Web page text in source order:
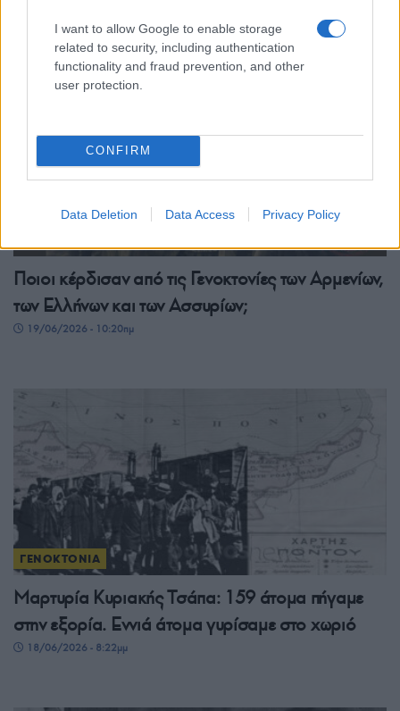
I want to allow Google to enable storage
related to security, including authentication
functionality and fraud prevention, and other
user protection.
CONFIRM
Data Deletion Data Access Privacy Policy
Ποιοι κέρδισαν από τις Γενοκτονίες των Αρμενίων,
των Ελλήνων και των Ασσυρίων;
19/06/2026 - 10:20πμ
ΓΕΝΟΚΤΟΝΙΑ
Μαρτυρία Κυριακής Τσάπα: 159 άτομα πήγαμε
στην εξορία. Εννιά άτομα γυρίσαμε στο χωριό
18/06/2026 - 8:22μμ